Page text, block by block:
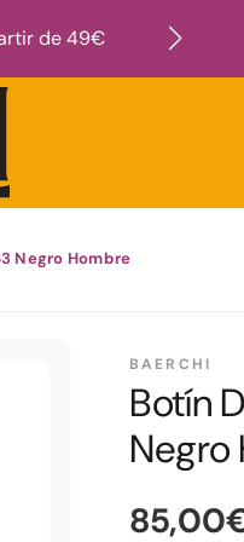
de 49€
Negro Hombre
BAERCHI
Botín
Negro